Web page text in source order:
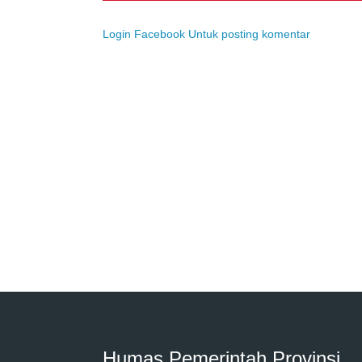
Login Facebook Untuk posting komentar